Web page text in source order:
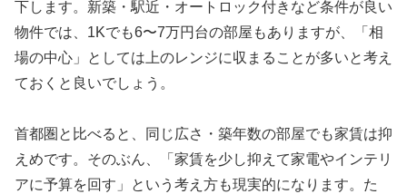
下します。新築・駅近・オートロック付きなど条件が良い
物件では、1Kでも6〜7万円台の部屋もありますが、「相
場の中心」としては上のレンジに収まることが多いと考え
ておくと良いでしょう。
首都圏と比べると、同じ広さ・築年数の部屋でも家賃は抑
えめです。そのぶん、「家賃を少し抑えて家電やインテリ
アに予算を回す」という考え方も現実的になります。た